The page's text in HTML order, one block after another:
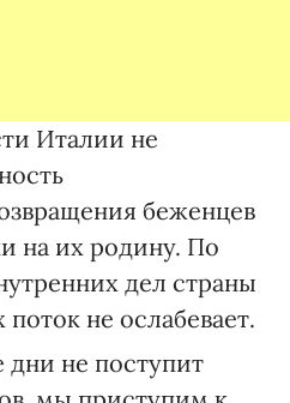
Италии не
беженцев
на их родину. По
дел страны
не ослабевает.
не поступит